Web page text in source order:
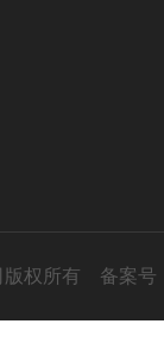
权所有 备案号